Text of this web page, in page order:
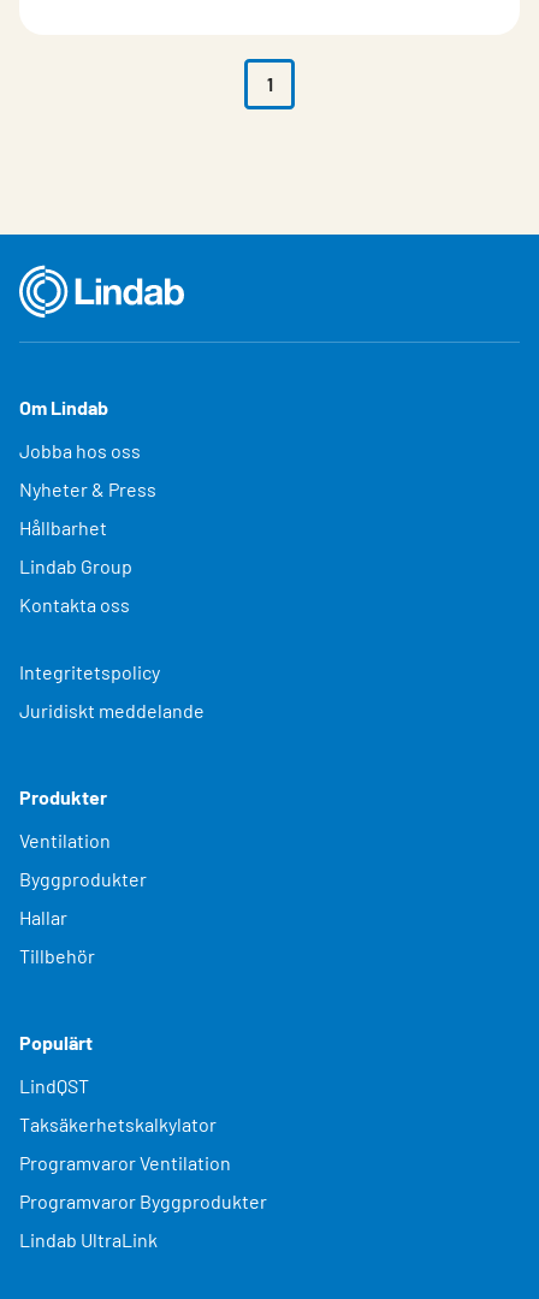
1
Om Lindab
Jobba hos oss
Nyheter & Press
Hållbarhet
Lindab Group
Kontakta oss
Integritetspolicy
Juridiskt meddelande
Produkter
Ventilation
Byggprodukter
Hallar
Tillbehör
Populärt
LindQST
Taksäkerhetskalkylator
Programvaror Ventilation
Programvaror Byggprodukter
Lindab UltraLink